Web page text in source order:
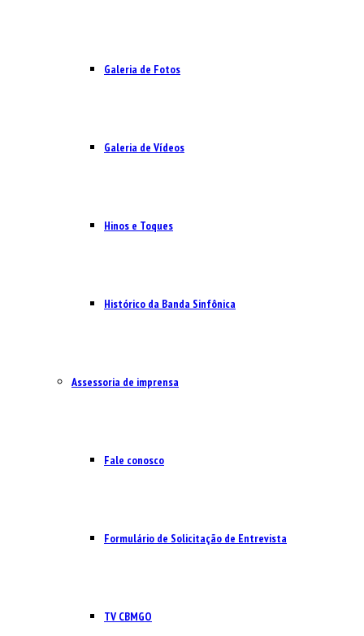
Galeria de Fotos
Galeria de Vídeos
Hinos e Toques
Histórico da Banda Sinfônica
Assessoria de imprensa
Fale conosco
Formulário de Solicitação de Entrevista
TV CBMGO